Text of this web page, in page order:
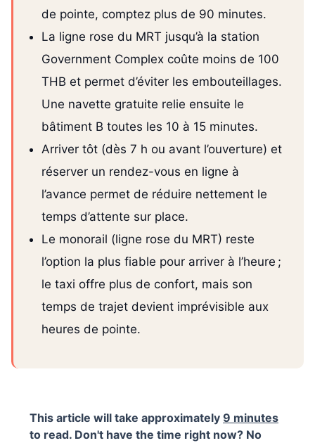
de pointe, comptez plus de 90 minutes.
La ligne rose du MRT jusqu’à la station
Government Complex coûte moins de 100
THB et permet d’éviter les embouteillages.
Une navette gratuite relie ensuite le
bâtiment B toutes les 10 à 15 minutes.
Arriver tôt (dès 7 h ou avant l’ouverture) et
réserver un rendez-vous en ligne à
l’avance permet de réduire nettement le
temps d’attente sur place.
Le monorail (ligne rose du MRT) reste
l’option la plus fiable pour arriver à l’heure ;
le taxi offre plus de confort, mais son
temps de trajet devient imprévisible aux
heures de pointe.
This article will take approximately 9 minutes
to read. Don't have the time right now? No